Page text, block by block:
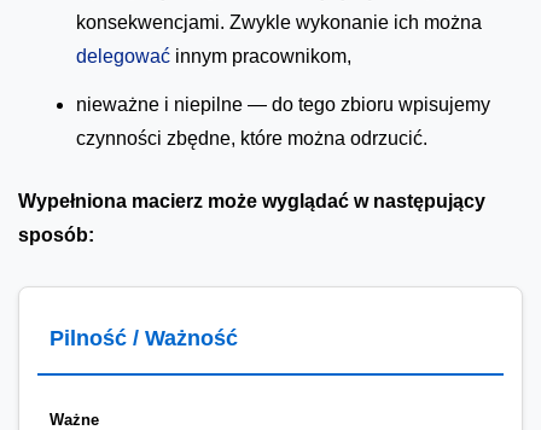
konsekwencjami. Zwykle wykonanie ich można
delegować innym pracownikom,
nieważne i niepilne — do tego zbioru wpisujemy
czynności zbędne, które można odrzucić.
Wypełniona macierz może wyglądać w następujący
sposób:
Pilność / Ważność
Ważne